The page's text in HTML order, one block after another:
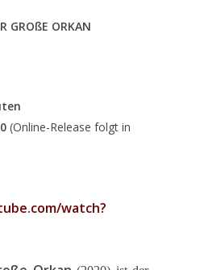
GROßE ORKAN
(Online-Release folgt in
watch?